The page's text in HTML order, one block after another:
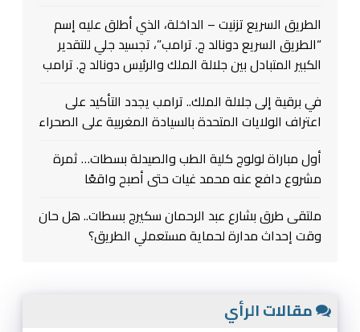
الطريق السريع تزنيت – الداخلة، الذي أطلق عليه إسم
“الطريق السريع دونالد ج. ترامب”، تجسيد جلي للتقدير
الكبير المتبادل بين جلالة الملك والرئيس دونالد ج. ترامب
في برقية إلى جلالة الملك.. ترامب يجدد التأكيد على
اعتراف الولايات المتحدة بالسيادة المغربية على الصحراء
أول مباراة لولوج كلية الطب والصيدلة بسطات… ثمرة
مشروع دافع عنه محمد غيات حتى أصبح واقعًا
ملتقى طرق بشارع عبد الرحمان سكيرج بسطات.. هل حان
وقت إحداث مدارة لحماية مستعملي الطريق؟
مقالات الرأي